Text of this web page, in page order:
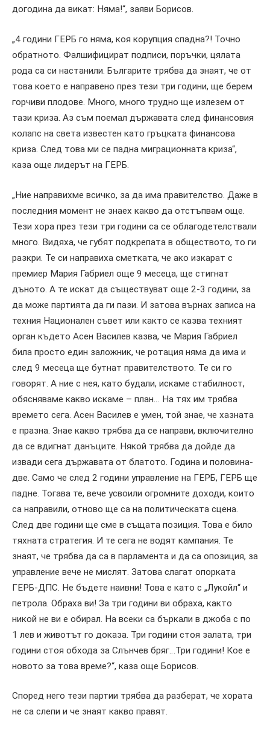
догодина да викат: Няма!“, заяви Борисов.
„4 години ГЕРБ го няма, коя корупция спадна?! Точно
обратното. Фалшифицират подписи, поръчки, цялата
рода са си настанили. Българите трябва да знаят, че от
това което е направено през тези три години, ще берем
горчиви плодове. Много, много трудно ще излезем от
тази криза. Аз съм поемал държавата след финансовия
колапс на света известен като гръцката финансова
криза. След това ми се падна миграционната криза“,
каза още лидерът на ГЕРБ.
„Ние направихме всичко, за да има правителство. Даже в
последния момент не знаех какво да отстъпвам още.
Тези хора през тези три години са се облагодетелствали
много. Видяха, че губят подкрепата в обществото, то ги
разкри. Те си направиха сметката, че ако изкарат с
премиер Мария Габриел още 9 месеца, ще стигнат
дъното. А те искат да съществуват още 2-3 години, за
да може партията да ги пази. И затова върнах записа на
техния Национален съвет или както се казва техният
орган където Асен Василев казва, че Мария Габриел
била просто един заложник, че ротация няма да има и
след 9 месеца ще бутнат правителството. Те си го
говорят. А ние с нея, като будали, искаме стабилност,
обясняваме какво искаме – план… На тях им трябва
времето сега. Асен Василев е умен, той знае, че хазната
е празна. Знае какво трябва да се направи, включително
да се вдигнат данъците. Някой трябва да дойде да
извади сега държавата от блатото. Година и половина-
две. Само че след 2 години управление на ГЕРБ, ГЕРБ ще
падне. Тогава те, вече усвоили огромните доходи, които
са направили, отново ще са на политическата сцена.
След две години ще сме в същата позиция. Това е било
тяхната стратегия. И те сега не водят кампания. Те
знаят, че трябва да са в парламента и да са опозиция, за
управление вече не мислят. Затова слагат опорката
ГЕРБ-ДПС. Не бъдете наивни! Това е като с „Лукойл“ и
петрола. Обраха ви! За три години ви обраха, както
никой не ви е обирал. На всеки са бъркали в джоба с по
1 лев и животът го доказа. Три години стоя залата, три
години стоя обхода за Слънчев бряг…Три години! Кое е
новото за това време?“, каза още Борисов.
Според него тези партии трябва да разберат, че хората
не са слепи и че знаят какво правят.